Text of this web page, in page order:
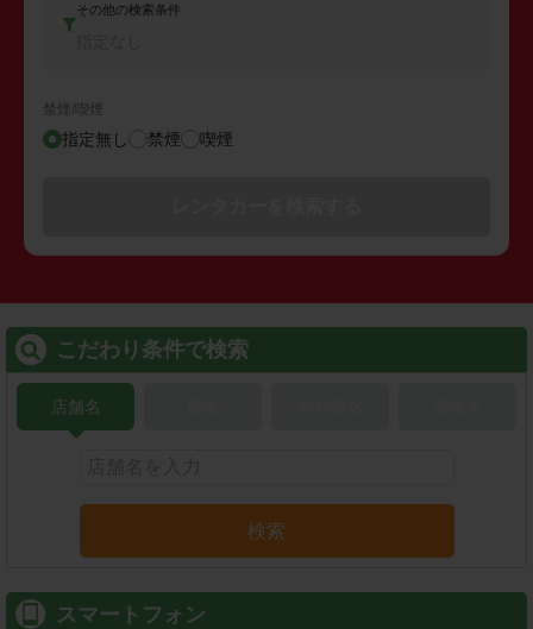
その他の検索条件
禁煙/喫煙
指定無し 禁煙 喫煙
こだわり条件で検索
店舗名
検索
スマートフォン